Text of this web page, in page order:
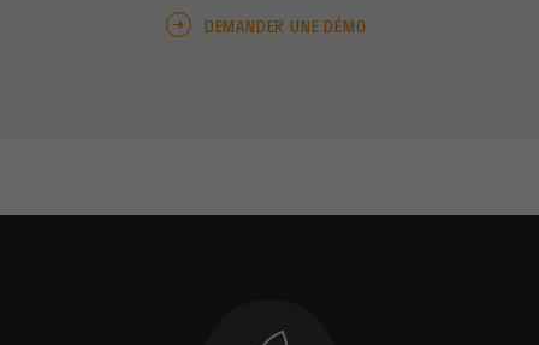
DEMANDER UNE DÉMO